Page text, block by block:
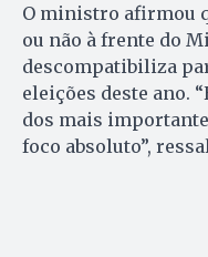
O ministro afirmou
ou não à frente do
descompatibiliza
eleições deste ano.
dos mais
foco absoluto”,